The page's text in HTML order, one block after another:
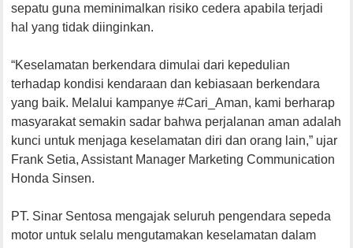
sepatu guna meminimalkan risiko cedera apabila terjadi
hal yang tidak diinginkan.
“Keselamatan berkendara dimulai dari kepedulian
terhadap kondisi kendaraan dan kebiasaan berkendara
yang baik. Melalui kampanye #Cari_Aman, kami berharap
masyarakat semakin sadar bahwa perjalanan aman adalah
kunci untuk menjaga keselamatan diri dan orang lain,” ujar
Frank Setia, Assistant Manager Marketing Communication
Honda Sinsen.
PT. Sinar Sentosa mengajak seluruh pengendara sepeda
motor untuk selalu mengutamakan keselamatan dalam